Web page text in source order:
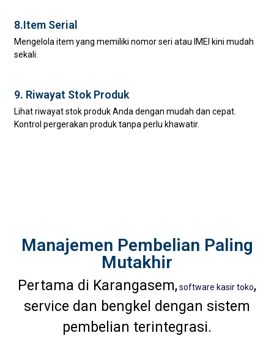
8.Item Serial
Mengelola item yang memiliki nomor seri atau IMEI kini mudah
sekali.
9. Riwayat Stok Produk
Lihat riwayat stok produk Anda dengan mudah dan cepat.
Kontrol pergerakan produk tanpa perlu khawatir.
Manajemen Pembelian Paling
Mutakhir
Pertama di Karangasem, software kasir toko,
service dan bengkel dengan sistem
pembelian terintegrasi.